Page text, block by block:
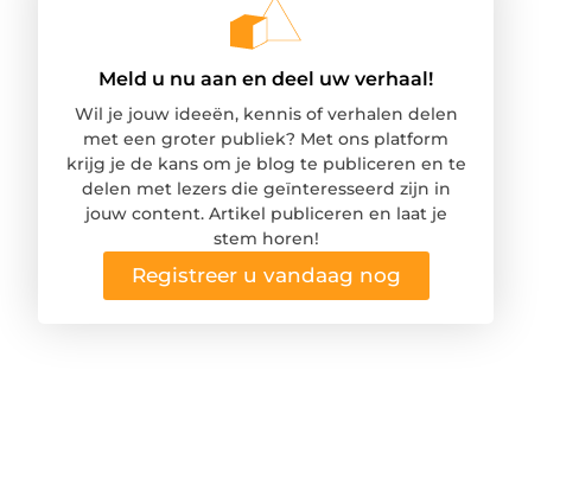
Meld u nu aan en deel uw verhaal!
Wil je jouw ideeën, kennis of verhalen delen
met een groter publiek? Met ons platform
krijg je de kans om je blog te publiceren en te
delen met lezers die geïnteresseerd zijn in
jouw content. Artikel publiceren en laat je
stem horen!
Registreer u vandaag nog